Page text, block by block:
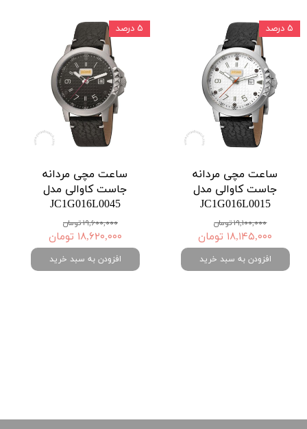
ساعت مچی مردانه
جاست کاوالی مدل
JC1G016L0015
۱۹,۱۰۰,۰۰۰ تومان
۱۸,۱۴۵,۰۰۰ تومان
افزودن به سبد خرید
۵ درصد
ساعت مچی مردانه
جاست کاوالی مدل
JC1G016L0045
۱۹,۶۰۰,۰۰۰ تومان
۱۸,۶۲۰,۰۰۰ تومان
افزودن به سبد خرید
۵ درصد